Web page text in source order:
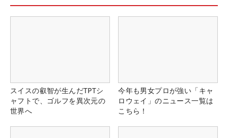
スイスの叡智が生んだTPTシ
ャフトで、ゴルフを異次元の
世界へ
今年も男女プロが強い「キャ
ロウェイ」のニュース一覧は
こちら！